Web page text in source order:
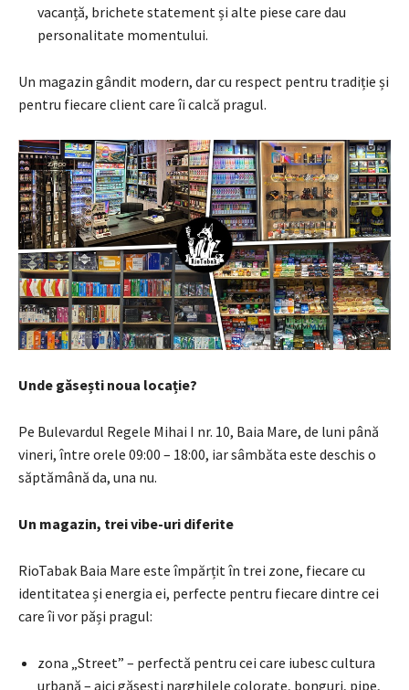
vacanță, brichete statement și alte piese care dau
personalitate momentului.
Un magazin gândit modern, dar cu respect pentru tradiție și
pentru fiecare client care îi calcă pragul.
Unde găsești noua locație?
Pe Bulevardul Regele Mihai I nr. 10, Baia Mare, de luni până
vineri, între orele 09:00 – 18:00, iar sâmbăta este deschis o
săptămână da, una nu.
Un magazin, trei vibe-uri diferite
RioTabak Baia Mare este împărțit în trei zone, fiecare cu
identitatea și energia ei, perfecte pentru fiecare dintre cei
care îi vor păși pragul:
zona „Street” – perfectă pentru cei care iubesc cultura
urbană – aici găsești narghilele colorate, bonguri, pipe,